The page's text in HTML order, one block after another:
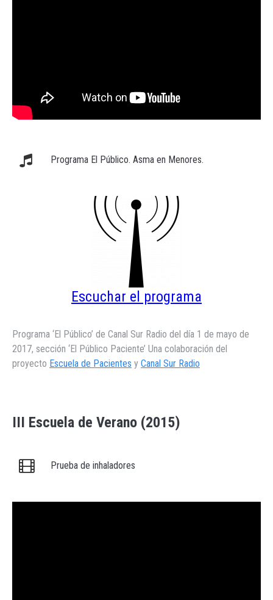
Programa El Público. Asma en Menores.
Escuchar el programa
Programa ‘El Público’ de Canal Sur Radio del día 1 de mayo de
2017, sección ‘El Público Paciente’ Una colaboración del
proyecto Escuela de Pacientes y Canal Sur Radio
III Escuela de Verano (2015)
Prueba de inhaladores